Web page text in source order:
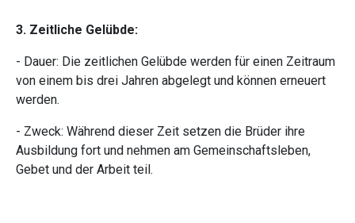
3. Zeitliche Gelübde:
- Dauer: Die zeitlichen Gelübde werden für einen Zeitraum
von einem bis drei Jahren abgelegt und können erneuert
werden.
- Zweck: Während dieser Zeit setzen die Brüder ihre
Ausbildung fort und nehmen am Gemeinschaftsleben,
Gebet und der Arbeit teil.